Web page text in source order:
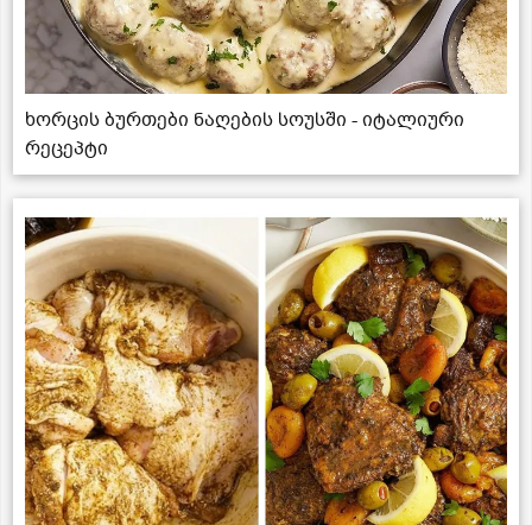
ხორცის ბურთები ნაღების სოუსში - იტალიური
რეცეპტი